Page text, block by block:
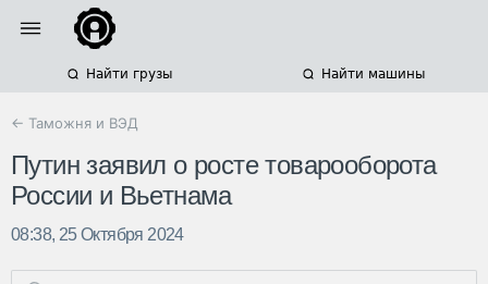
Найти грузы Найти машины
← Таможня и ВЭД
​Путин заявил о росте товарооборота
России и Вьетнама
08:38, 25 Октября 2024